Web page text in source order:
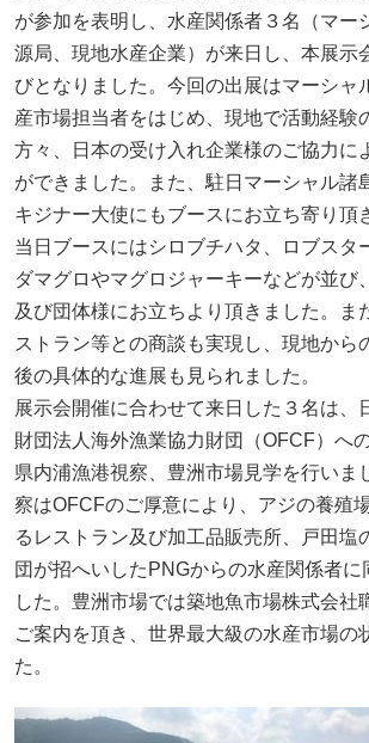
が参加を表明し、水産関係者３名（マー
源局、現地水産企業）が来日し、本展示
びとなりました。今回の出展はマーシャ
産市場担当者をはじめ、現地で活動経験
方々、日本の受け入れ企業様のご協力に
ができました。また、駐日マーシャル諸
キジナー大使にもブースにお立ち寄り頂
当日ブースにはシロブチハタ、ロブスタ
ダマグロやマグロジャーキーなどが並び
及び団体様にお立ちより頂きました。ま
ストラン等との商談も実現し、現地から
後の具体的な進展も見られました。
展示会開催に合わせて来日した３名は、
財団法人海外漁業協力財団（OFCF）へ
県内浦漁港視察、豊洲市場見学を行いま
察はOFCFのご厚意により、アジの養殖
るレストラン及び加工品販売所、戸田塩
団が招へいしたPNGからの水産関係者に
した。豊洲市場では築地魚市場株式会社
ご案内を頂き、世界最大級の水産市場の
た。